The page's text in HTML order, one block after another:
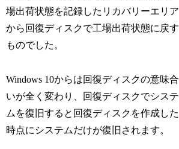
場出荷状態を記録したリカバリーエリア
から回復ディスクで工場出荷状態に戻す
ものでした。
Windows 10からは回復ディスクの意味合
いが全く変わり、回復ディスクでシステ
ムを復旧すると回復ディスクを作成した
時点にシステムだけが復旧されます。